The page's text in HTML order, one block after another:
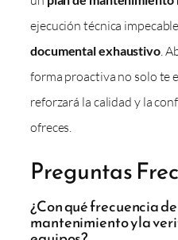
ejecución técnica
documental exhaustivo.
forma proactiva no solo te
reforzará la calidad y la
ofreces.
Preguntas
¿Con qué frecuencia
mantenimiento y la